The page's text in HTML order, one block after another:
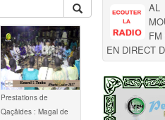
Prestations de
Qaçâides : Magal de
AL
FM
EN DIRECT